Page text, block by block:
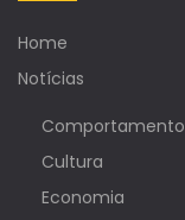
Home
Notícias
Comportamento
Cultura
Economia